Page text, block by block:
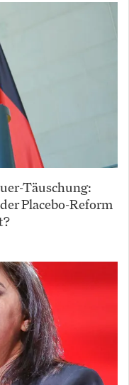
Täuschung:
Placebo-Reform